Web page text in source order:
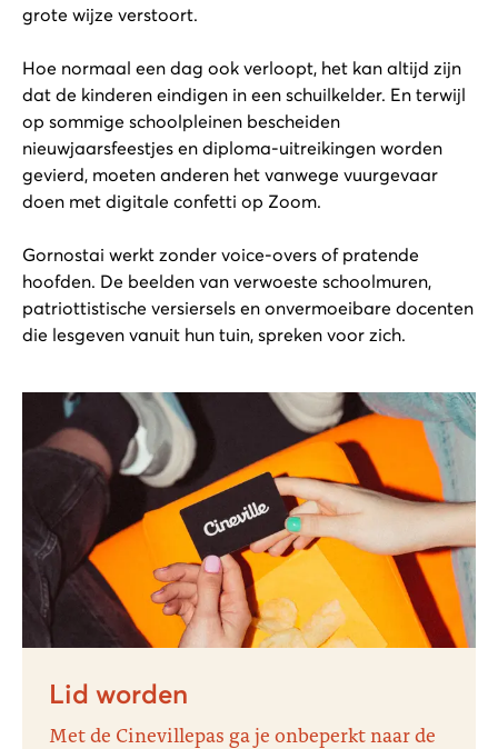
grote wijze verstoort.
Hoe normaal een dag ook verloopt, het kan altijd zijn
dat de kinderen eindigen in een schuilkelder. En terwijl
op sommige schoolpleinen bescheiden
nieuwjaarsfeestjes en diploma-uitreikingen worden
gevierd, moeten anderen het vanwege vuurgevaar
doen met digitale confetti op Zoom.
Gornostai werkt zonder voice-overs of pratende
hoofden. De beelden van verwoeste schoolmuren,
patriottistische versiersels en onvermoeibare docenten
die lesgeven vanuit hun tuin, spreken voor zich.
Lid worden
Met de Cinevillepas ga je onbeperkt naar de